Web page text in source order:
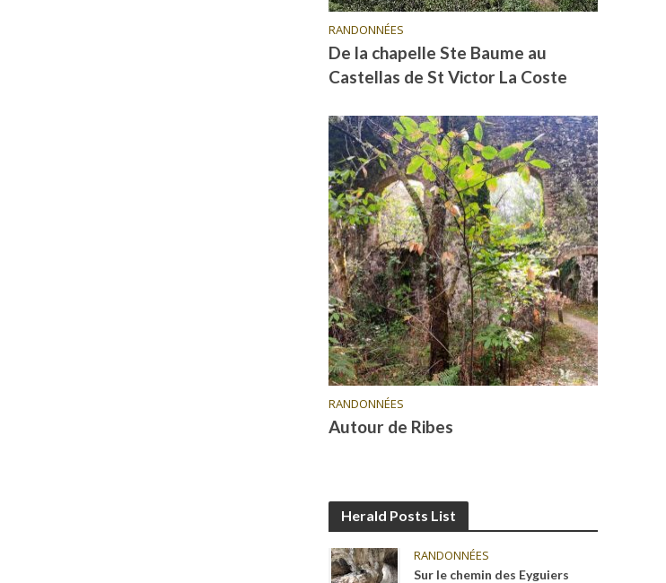
RANDONNÉES
De la chapelle Ste Baume au
Castellas de St Victor La Coste
RANDONNÉES
Autour de Ribes
Herald Posts List
RANDONNÉES
Sur le chemin des Eyguiers